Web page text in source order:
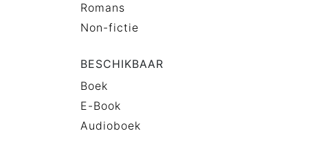
Romans
Non-fictie
BESCHIKBAAR
Boek
E-Book
Audioboek